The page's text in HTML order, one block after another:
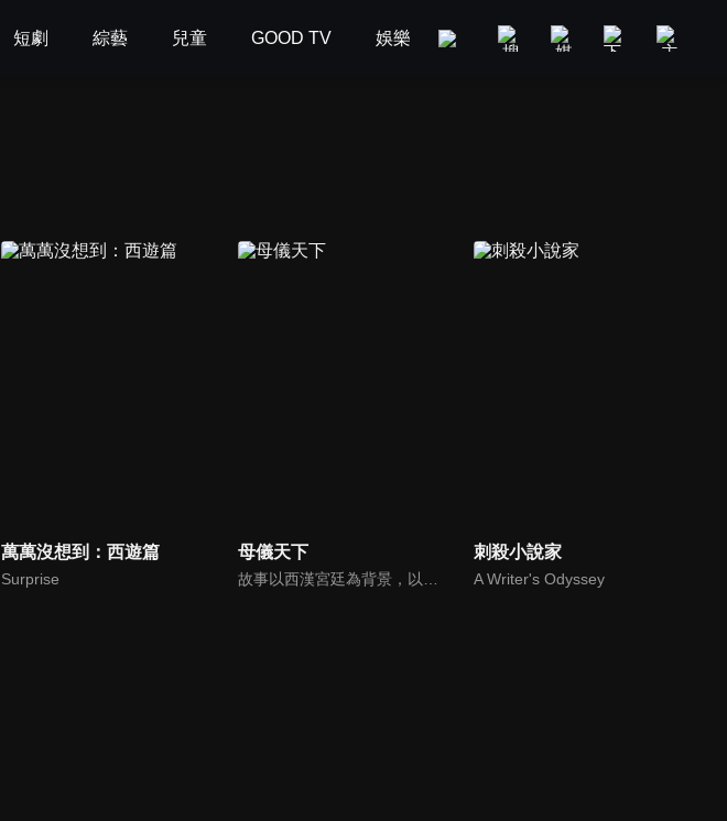
短劇 綜藝 兒童 GOOD TV 娛樂 美食旅遊 新聞政論
萬萬沒想到：西遊篇
Surprise
母儀天下 刺殺小說家
A Writer's Odyssey